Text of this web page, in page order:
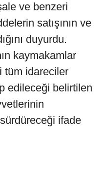
ve benzeri
satışının ve
duyurdu.
kaymakamlar
tüm idareciler
edileceği belirtilen
ifade